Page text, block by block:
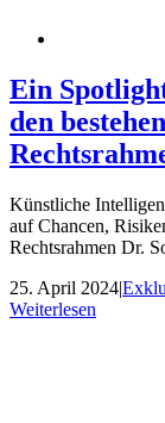
Ein
den
Künstliche
auf Chancen,
Rechtsrahmen Dr.
25. April 2024|
Weiterlesen